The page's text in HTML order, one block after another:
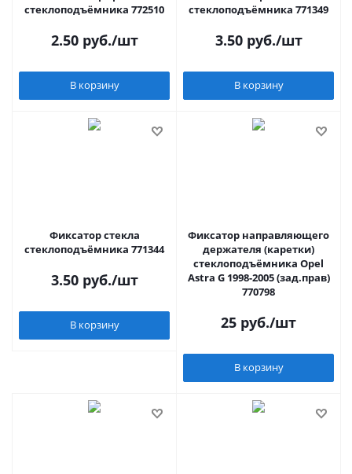
стеклоподъёмника 772510
2.50руб./шт
В корзину
стеклоподъёмника 771349
3.50руб./шт
В корзину
Фиксатор стекла
стеклоподъёмника 771344
3.50руб./шт
В корзину
Фиксатор направляющего
держателя (каретки)
стеклоподъёмника Opel
Astra G 1998-2005 (зад.прав)
770798
25 руб./шт
В корзину